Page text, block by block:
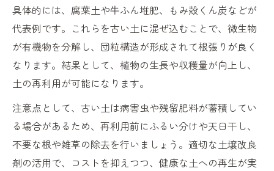
具体的には、腐葉土や牛ふん堆肥、もみ殻くん炭などが
代表例です。これらを古い土に混ぜ込むことで、微生物
が有機物を分解し、団粒構造が形成されて根張りが良く
なります。結果として、植物の生長や収穫量が向上し、
土の再利用が可能になります。
注意点として、古い土は病害虫や残留肥料が蓄積してい
る場合があるため、再利用前にふるい分けや天日干し、
不要な根や雑草の除去を行いましょう。適切な土壌改良
剤の活用で、コストを抑えつつ、健康な土への再生が実